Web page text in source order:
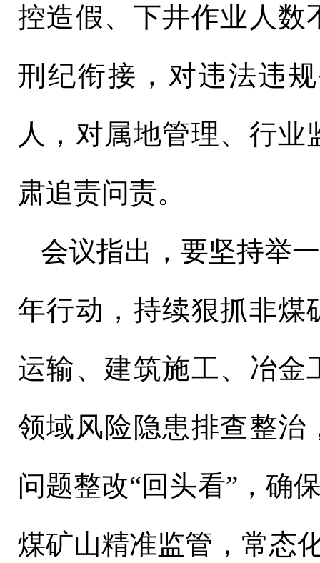
控造假、下井作业人数
刑纪衔接，对违法违
人，对属地管理、行
肃追责问责。
会议指出，要坚持举
年行动，持续狠抓非煤
运输、建筑施工、冶金
领域风险隐患排查整治
问题整改“回头看”，确
煤矿山精准监管，常态